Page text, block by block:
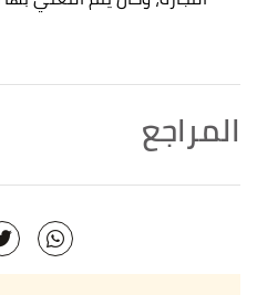
المراجع
^أبزينب فاضل رزوقي مرجان (13/03/